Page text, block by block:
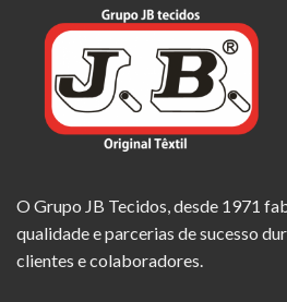
O Grupo JB Tecidos, desde 1971
qualidade e parcerias de sucesso
clientes e colaboradores.